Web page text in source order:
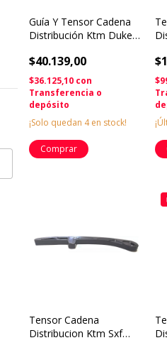
Guía Y Tensor Cadena
Distribución Ktm Duke
$40.139,00
$36.125,10 con
Transferencia o
depósito
¡Solo quedan 4en stock!
Tensor Cadena
Distribucion Ktm Sxf